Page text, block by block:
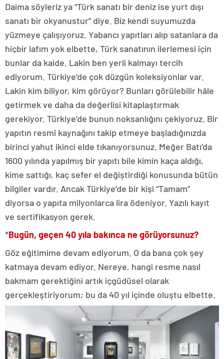
Daima söyleriz ya “Türk sanatı bir deniz ise yurt dışı
sanatı bir okyanustur” diye. Biz kendi suyumuzda
yüzmeye çalışıyoruz. Yabancı yapıtları alıp satanlara da
hiçbir lafım yok elbette, Türk sanatının ilerlemesi için
bunlar da kaide. Lakin ben yerli kalmayı tercih
ediyorum. Türkiye’de çok düzgün koleksiyonlar var.
Lakin kim biliyor, kim görüyor? Bunları görülebilir hâle
getirmek ve daha da değerlisi kitaplaştırmak
gerekiyor. Türkiye’de bunun noksanlığını çekiyoruz. Bir
yapıtın resmî kaynağını takip etmeye başladığınızda
birinci yahut ikinci elde tıkanıyorsunuz. Meğer Batı’da
1600 yılında yapılmış bir yapıtı bile kimin kaça aldığı,
kime sattığı, kaç sefer el değiştirdiği konusunda bütün
bilgiler vardır. Ancak Türkiye’de bir kişi “Tamam”
diyorsa o yapıta milyonlarca lira ödeniyor. Yazılı kayıt
ve sertifikasyon gerek.
*Bugün, geçen 40 yıla bakınca ne görüyorsunuz?
Göz eğitimime devam ediyorum. O da bana çok şey
katmaya devam ediyor. Nereye, hangi resme nasıl
bakmam gerektiğini artık içgüdüsel olarak
gerçekleştiriyorum; bu da 40 yıl içinde oluştu elbette.